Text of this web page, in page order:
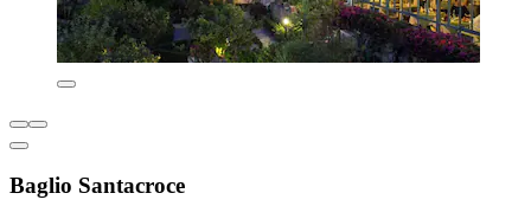
Baglio Santacroce